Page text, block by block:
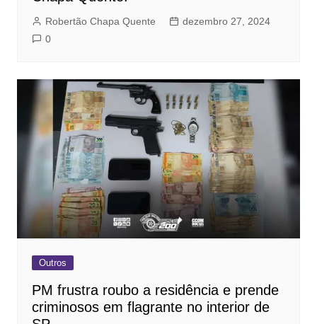
Robertão Chapa Quente
dezembro 27, 2024
0
Outros
PM frustra roubo a residência e prende
criminosos em flagrante no interior de